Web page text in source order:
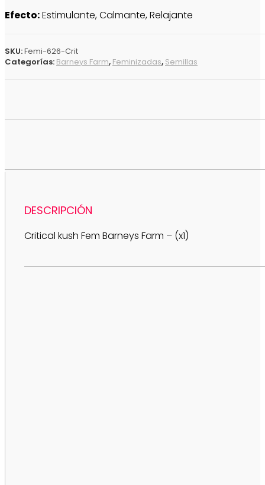
Efecto:Estimulante, Calmante, Relajante
SKU:Femi-626-Crit
Categorías: Barneys Farm, Feminizadas, Semillas
DESCRIPCIÓN
Critical kush Fem Barneys Farm – (x1)